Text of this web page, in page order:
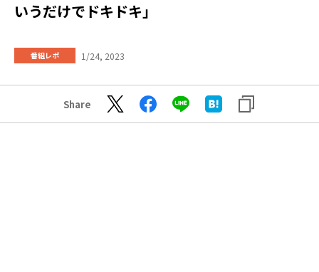
いうだけでドキドキ」
番組レポ 1/24, 2023
Share